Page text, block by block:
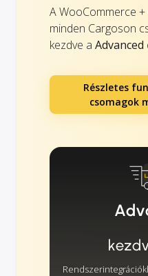
A WooCommerce
minden Cargoson
kezdve a Advanced
Részletes
csomagok